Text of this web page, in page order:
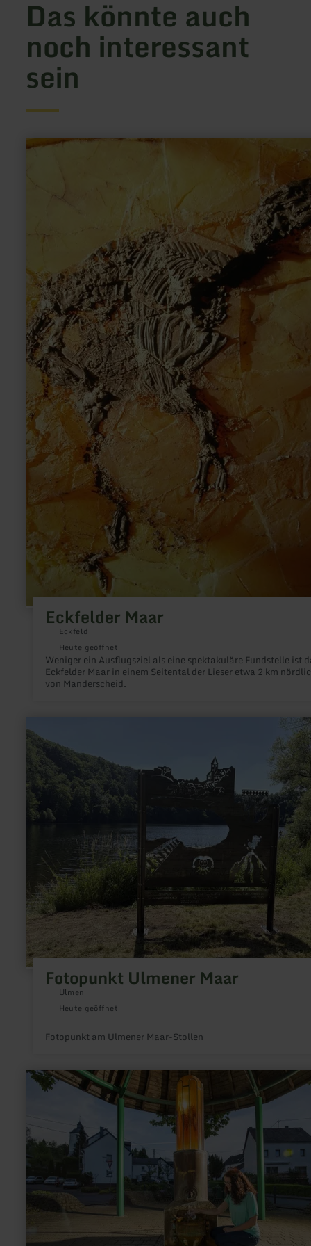
Das könnte auch
noch interessant
sein
Eckfelder Maar
Eckfeld
Heute geöffnet
Weniger ein Ausflugsziel als eine spektakuläre Fundstelle ist
Eckfelder Maar in einem Seitental der Lieser etwa 2 km
von Manderscheid.
mehr
Fotopunkt Ulmener Maar
Ulmen
Heute geöffnet
Fotopunkt am Ulmener Maar-Stollen
erfahren
Ulmener
Maar
mehr
erfahren